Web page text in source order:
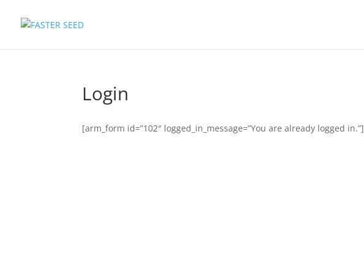
Login
[arm_form id=”102″ logged_in_message=”You are already logged in.”]